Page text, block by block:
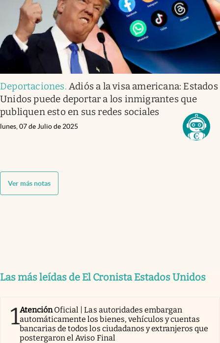
Deportaciones. Adiós a la visa americana: Estados
Unidos puede deportar a los inmigrantes que
publiquen esto en sus redes sociales
lunes, 07 de Julio de 2025
Ver más notas
Las más leídas de El Cronista Estados Unidos
1AtenciónOficial | Las autoridades embargan
automáticamente los bienes, vehículos y cuentas
bancarias de todos los ciudadanos y extranjeros que
postergaron el Aviso Final